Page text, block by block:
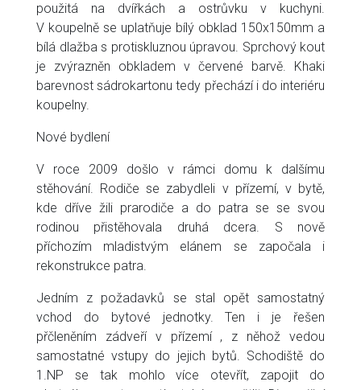
použitá na dvířkách a ostrůvku v kuchyni.
V koupelně se uplatňuje bílý obklad 150x150mm a
bílá dlažba s protiskluznou úpravou. Sprchový kout
je zvýrazněn obkladem v červené barvě. Khaki
barevnost sádrokartonu tedy přechází i do interiéru
koupelny.
Nové bydlení
V roce 2009 došlo v rámci domu k dalšímu
stěhování. Rodiče se zabydleli v přízemí, v bytě,
kde dříve žili prarodiče a do patra se se svou
rodinou přistěhovala druhá dcera. S nově
příchozím mladistvým elánem se započala i
rekonstrukce patra.
Jedním z požadavků se stal opět samostatný
vchod do bytové jednotky. Ten i je řešen
přčleněním zádveří v přízemí , z něhož vedou
samostatné vstupy do jejich bytů. Schodiště do
1.NP se tak mohlo více otevřít, zapojit do